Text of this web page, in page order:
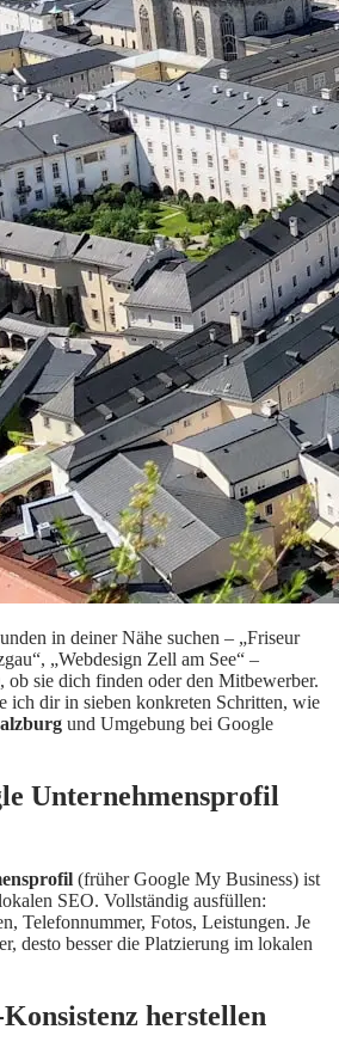
in deiner Nähe suchen – „Friseur
„Webdesign Zell am See“ –
, ob sie dich finden oder den Mitbewerber.
ich dir in sieben konkreten Schritten, wie
und Umgebung bei Google
Unternehmensprofil
(früher Google My Business) ist
SEO. Vollständig ausfüllen:
Telefonnummer, Fotos, Leistungen. Je
desto besser die Platzierung im lokalen
herstellen